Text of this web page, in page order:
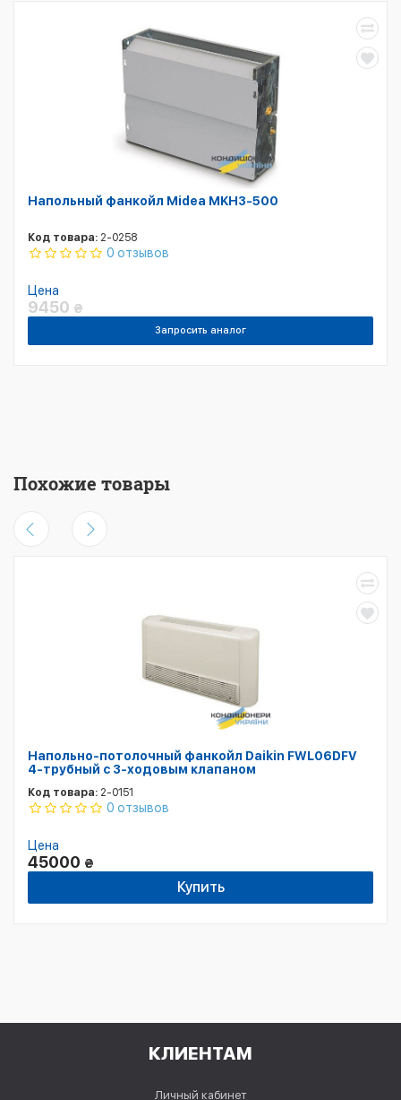
Напольный фанкойл Midea MKH3-500
Код товара: 2-0258
0 отзывов
Цена
9450 ₴
Запросить аналог
Похожие товары
Напольно-потолочный фанкойл Daikin FWL06DFV
4-трубный с 3-ходовым клапаном
Код товара: 2-0151
0 отзывов
Цена
45000 ₴
Купить
КЛИЕНТАМ
Личный кабинет